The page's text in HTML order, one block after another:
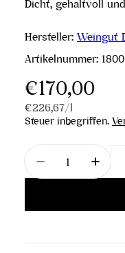
Dicht, gehaltvoll
Hersteller: Weingut
Artikelnummer:
Regulärer
Preis
€170,00
Stückpreis
€226,67/pro
l
Steuer inbegriffen.
Menge
Menge für